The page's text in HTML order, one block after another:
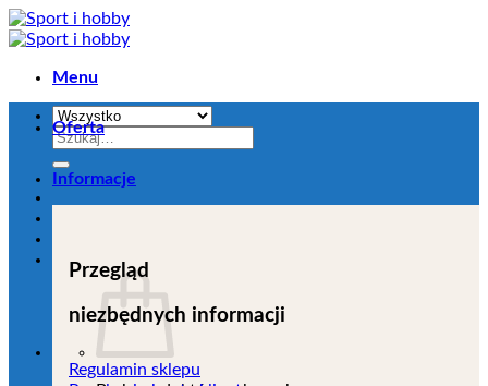
Przejdź
do
Menu
Szukaj:
Oferta
Informacje
Przegląd
niezbędnych informacji
Regulamin sklepu